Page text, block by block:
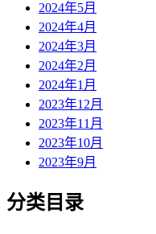
2024年5月
2024年4月
2024年3月
2024年2月
2024年1月
2023年12月
2023年11月
2023年10月
2023年9月
分类目录